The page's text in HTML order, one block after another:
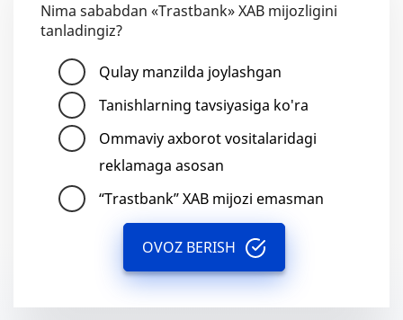
Nima sababdan «Trastbank» XAB mijozligini
tanladingiz?
Qulay manzilda joylashgan
Tanishlarning tavsiyasiga ko'ra
Ommaviy axborot vositalaridagi
reklamaga asosan
“Trastbank” XAB mijozi emasman
OVOZ BERISH